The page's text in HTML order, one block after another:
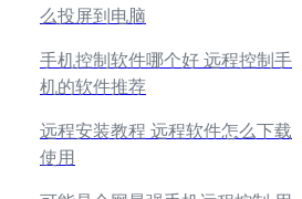
么投屏到电脑
手机控制软件哪个好 远程控制手
机的软件推荐
远程安装教程 远程软件怎么下载
使用